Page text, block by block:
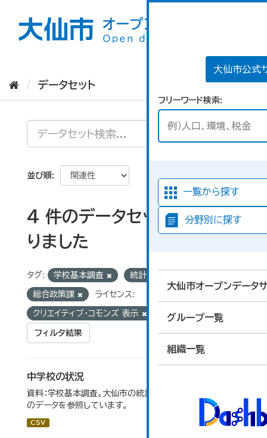
大仙市公式
フリーワード検索
一覧から探す
分野別に探す
大仙市オープンデータ
グループ一覧
組織一覧
データセット
並び順
4 件のデータセットが見つか
りました
タグ: 学校基本調査 統計
総合政策課 ライセンス:
クリエイティブ・コモンズ 表示
フィルタ結果
中学校の状況
資料：学校基本調査。大仙市の統計「14-5 中学校の状況」
のデータを参照しています。
CSV